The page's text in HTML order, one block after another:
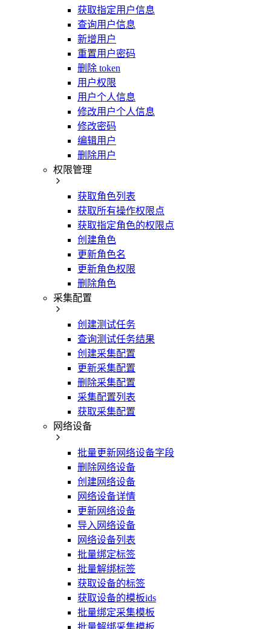
获取指定用户信息
查询用户信息
新增用户
重置用户密码
删除 token
用户权限
用户个人信息
修改用户个人信息
修改密码
编辑用户
删除用户
权限管理
获取角色列表
获取所有操作权限点
获取指定角色的权限点
创建角色
更新角色名
更新角色权限
删除角色
采集配置
创建测试任务
查询测试任务结果
创建采集配置
更新采集配置
删除采集配置
采集配置列表
获取采集配置
网络设备
批量更新网络设备字段
删除网络设备
创建网络设备
网络设备详情
更新网络设备
导入网络设备
网络设备列表
批量绑定标签
批量解绑标签
获取设备的标签
获取设备的模板ids
批量绑定采集模板
批量解绑采集模板